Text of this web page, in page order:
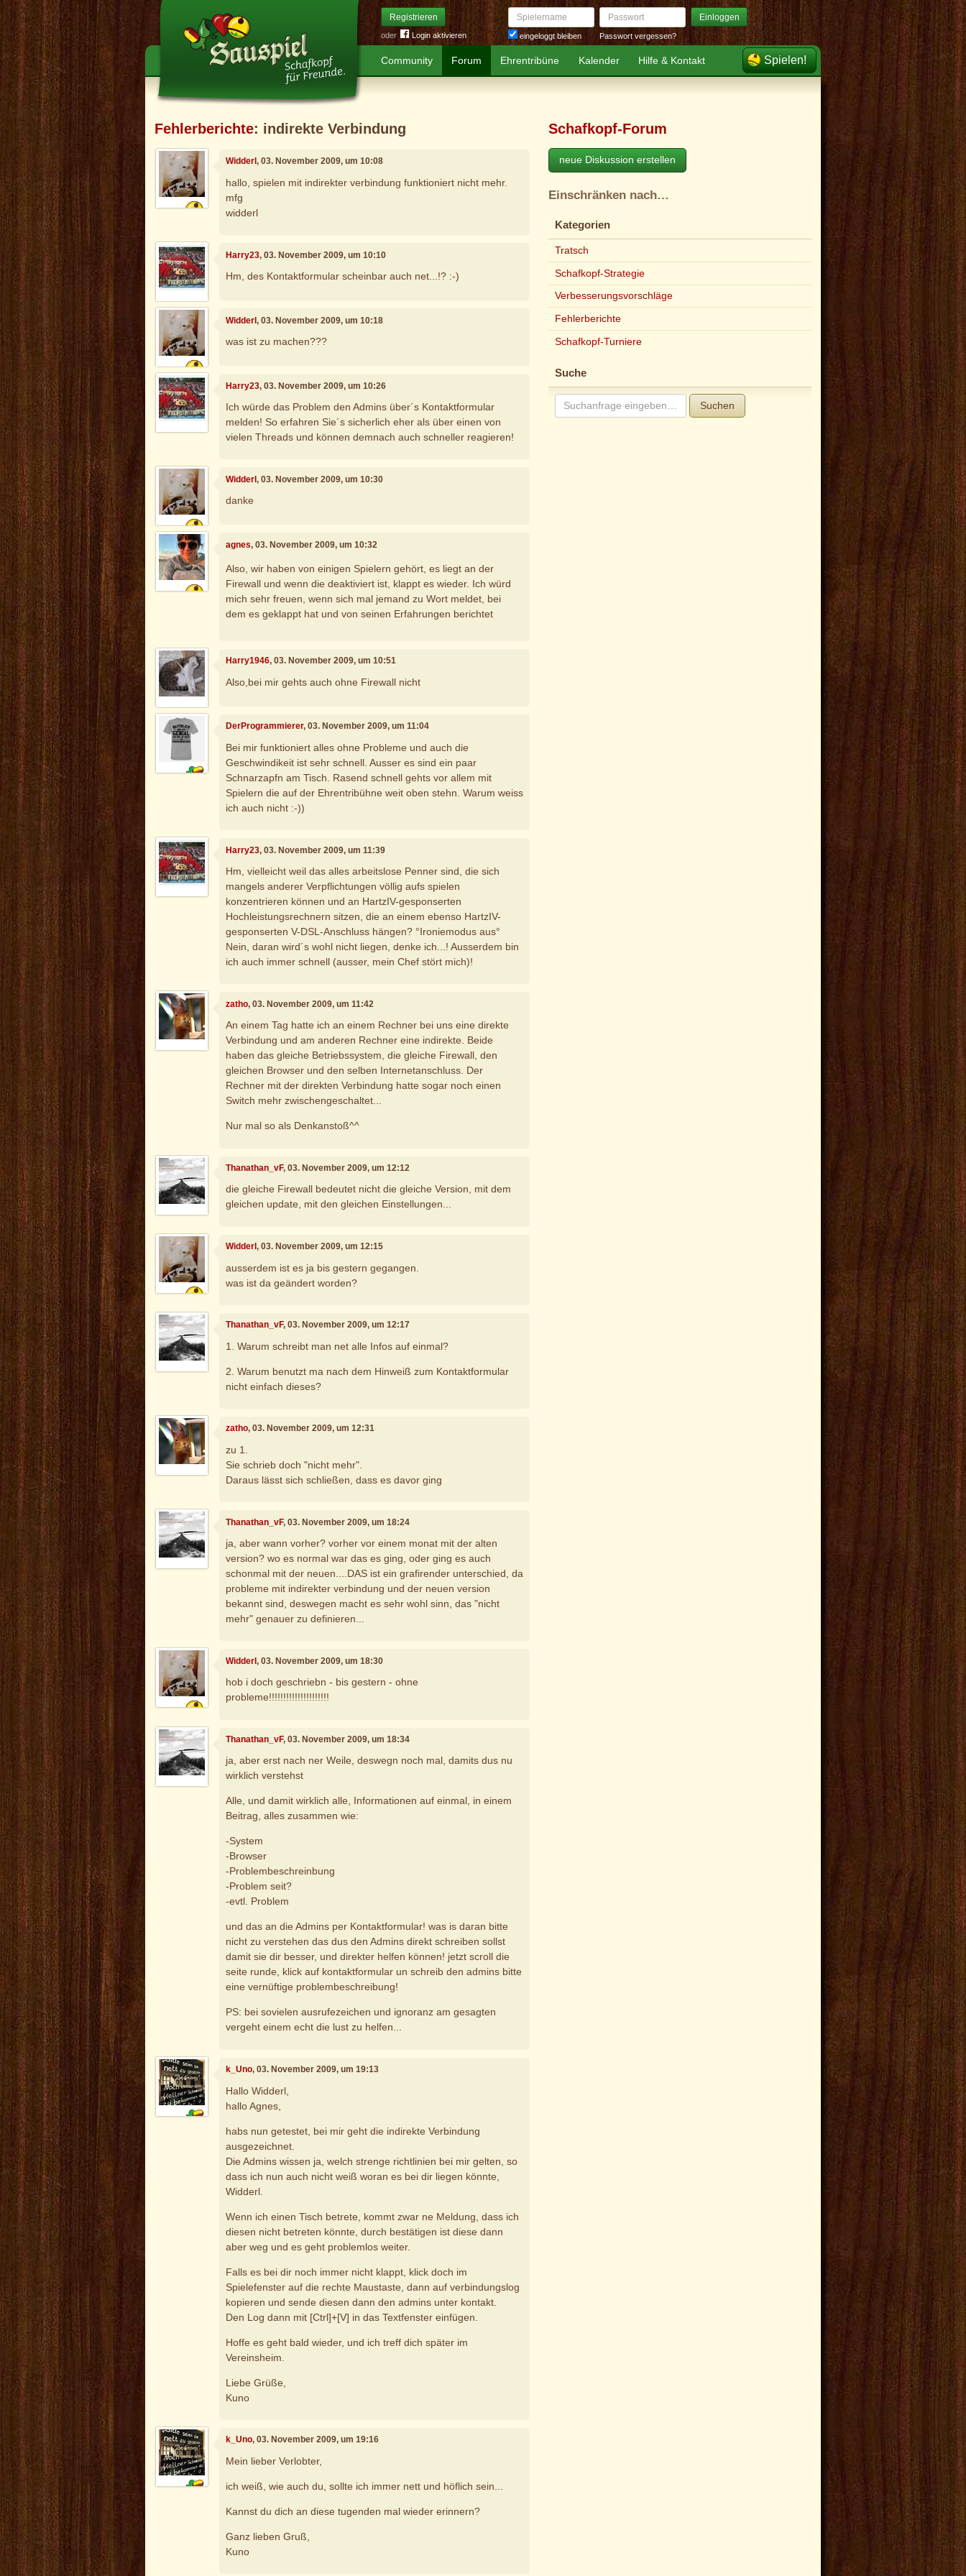
Registrieren
oder Login aktivieren
Spielername
eingeloggt bleiben
Passwort Einloggen
Passwort vergessen?
Community Forum Ehrentribüne Kalender Hilfe & Kontakt Spielen!
Fehlerberichte: indirekte Verbindung
Widderl, 03. November 2009, um 10:08
hallo, spielen mit indirekter verbindung funktioniert nicht mehr.
mfg
widderl
Harry23, 03. November 2009, um 10:10
Hm, des Kontaktformular scheinbar auch net...!? :-)
Widderl, 03. November 2009, um 10:18
was ist zu machen???
Harry23, 03. November 2009, um 10:26
Ich würde das Problem den Admins über´s Kontaktformular
melden! So erfahren Sie´s sicherlich eher als über einen von
vielen Threads und können demnach auch schneller reagieren!
Widderl, 03. November 2009, um 10:30
danke
agnes, 03. November 2009, um 10:32
Also, wir haben von einigen Spielern gehört, es liegt an der
Firewall und wenn die deaktiviert ist, klappt es wieder. Ich würd
mich sehr freuen, wenn sich mal jemand zu Wort meldet, bei
dem es geklappt hat und von seinen Erfahrungen berichtet
Harry1946, 03. November 2009, um 10:51
Also,bei mir gehts auch ohne Firewall nicht
DerProgrammierer, 03. November 2009, um 11:04
Bei mir funktioniert alles ohne Probleme und auch die
Geschwindikeit ist sehr schnell. Ausser es sind ein paar
Schnarzapfn am Tisch. Rasend schnell gehts vor allem mit
Spielern die auf der Ehrentribühne weit oben stehn. Warum weiss
ich auch nicht :-))
Harry23, 03. November 2009, um 11:39
Hm, vielleicht weil das alles arbeitslose Penner sind, die sich
mangels anderer Verpflichtungen völlig aufs spielen
konzentrieren können und an HartzIV-gesponserten
Hochleistungsrechnern sitzen, die an einem ebenso HartzIV-
gesponserten V-DSL-Anschluss hängen? °Ironiemodus aus°
Nein, daran wird´s wohl nicht liegen, denke ich...! Ausserdem bin
ich auch immer schnell (ausser, mein Chef stört mich)!
zatho, 03. November 2009, um 11:42
An einem Tag hatte ich an einem Rechner bei uns eine direkte
Verbindung und am anderen Rechner eine indirekte. Beide
haben das gleiche Betriebssystem, die gleiche Firewall, den
gleichen Browser und den selben Internetanschluss. Der
Rechner mit der direkten Verbindung hatte sogar noch einen
Switch mehr zwischengeschaltet...
Nur mal so als Denkanstoß^^
Thanathan_vF, 03. November 2009, um 12:12
die gleiche Firewall bedeutet nicht die gleiche Version, mit dem
gleichen update, mit den gleichen Einstellungen...
Widderl, 03. November 2009, um 12:15
ausserdem ist es ja bis gestern gegangen.
was ist da geändert worden?
Thanathan_vF, 03. November 2009, um 12:17
1. Warum schreibt man net alle Infos auf einmal?
2. Warum benutzt ma nach dem Hinweiß zum Kontaktformular
nicht einfach dieses?
zatho, 03. November 2009, um 12:31
zu 1.
Sie schrieb doch "nicht mehr".
Daraus lässt sich schließen, dass es davor ging
Thanathan_vF, 03. November 2009, um 18:24
ja, aber wann vorher? vorher vor einem monat mit der alten
version? wo es normal war das es ging, oder ging es auch
schonmal mit der neuen....DAS ist ein grafirender unterschied, da
probleme mit indirekter verbindung und der neuen version
bekannt sind, deswegen macht es sehr wohl sinn, das "nicht
mehr" genauer zu definieren...
Widderl, 03. November 2009, um 18:30
hob i doch geschriebn - bis gestern - ohne
probleme!!!!!!!!!!!!!!!!!!!!!
Thanathan_vF, 03. November 2009, um 18:34
ja, aber erst nach ner Weile, deswegn noch mal, damits dus nu
wirklich verstehst
Alle, und damit wirklich alle, Informationen auf einmal, in einem
Beitrag, alles zusammen wie:
-System
-Browser
-Problembeschreinbung
-Problem seit?
-evtl. Problem
und das an die Admins per Kontaktformular! was is daran bitte
nicht zu verstehen das dus den Admins direkt schreiben sollst
damit sie dir besser, und direkter helfen können! jetzt scroll die
seite runde, klick auf kontaktformular un schreib den admins bitte
eine vernüftige problembeschreibung!
PS: bei sovielen ausrufezeichen und ignoranz am gesagten
vergeht einem echt die lust zu helfen...
k_Uno, 03. November 2009, um 19:13
Hallo Widderl,
hallo Agnes,
habs nun getestet, bei mir geht die indirekte Verbindung
ausgezeichnet.
Die Admins wissen ja, welch strenge richtlinien bei mir gelten, so
dass ich nun auch nicht weiß woran es bei dir liegen könnte,
Widderl.
Wenn ich einen Tisch betrete, kommt zwar ne Meldung, dass ich
diesen nicht betreten könnte, durch bestätigen ist diese dann
aber weg und es geht problemlos weiter.
Falls es bei dir noch immer nicht klappt, klick doch im
Spielefenster auf die rechte Maustaste, dann auf verbindungslog
kopieren und sende diesen dann den admins unter kontakt.
Den Log dann mit [Ctrl]+[V] in das Textfenster einfügen.
Hoffe es geht bald wieder, und ich treff dich später im
Vereinsheim.
Liebe Grüße,
Kuno
k_Uno, 03. November 2009, um 19:16
Mein lieber Verlobter,
ich weiß, wie auch du, sollte ich immer nett und höflich sein...
Kannst du dich an diese tugenden mal wieder erinnern?
Ganz lieben Gruß,
Kuno
Schafkopf-Forum
neue Diskussion erstellen
Einschränken nach…
Kategorien
Tratsch
Schafkopf-Strategie
Verbesserungsvorschläge
Fehlerberichte
Schafkopf-Turniere
Suche
Suchen